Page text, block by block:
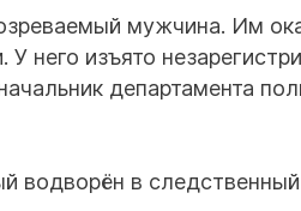
мужчина. Им
него изъято
департамента
водворён в следственный